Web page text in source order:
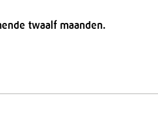
twaalf maanden.